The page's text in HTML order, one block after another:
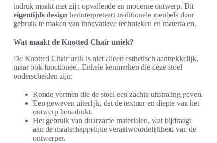
indruk maakt met zijn opvallende en moderne ontwerp. Dit
eigentijds design herinterpreteert traditionele meubels door
gebruik te maken van innovatieve technieken en materialen.
Wat maakt de Knotted Chair uniek?
De Knotted Chair unik is niet alleen esthetisch aantrekkelijk,
maar ook functioneel. Enkele kenmerken die deze stoel
onderscheiden zijn:
Ronde vormen die de stoel een zachte uitstraling geven.
Een geweven uiterlijk, dat de textuur en diepte van het
ontwerp benadrukt.
Het gebruik van duurzame materialen, wat bijdraagt
aan de maatschappelijke verantwoordelijkheid van de
ontwerper.